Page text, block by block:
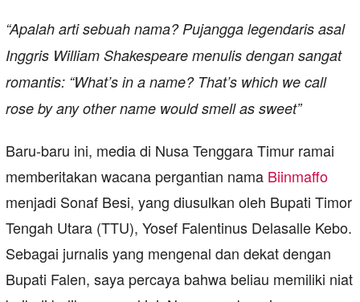
“Apalah arti sebuah nama? Pujangga legendaris asal
Inggris William Shakespeare menulis dengan sangat
romantis: “What’s in a name? That’s which we call
rose by any other name would smell as sweet”
Baru-baru ini, media di Nusa Tenggara Timur ramai
memberitakan wacana pergantian nama Biinmaffo
menjadi Sonaf Besi, yang diusulkan oleh Bupati Timor
Tengah Utara (TTU), Yosef Falentinus Delasalle Kebo.
Sebagai jurnalis yang mengenal dan dekat dengan
Bupati Falen, saya percaya bahwa beliau memiliki niat